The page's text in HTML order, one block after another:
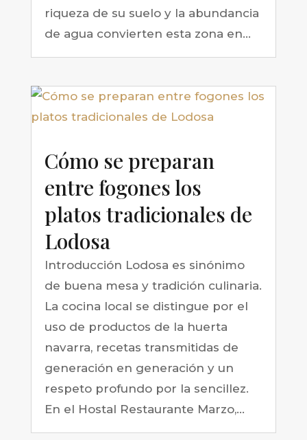
riqueza de su suelo y la abundancia
de agua convierten esta zona en...
Cómo se preparan
entre fogones los
platos tradicionales de
Lodosa
Introducción Lodosa es sinónimo
de buena mesa y tradición culinaria.
La cocina local se distingue por el
uso de productos de la huerta
navarra, recetas transmitidas de
generación en generación y un
respeto profundo por la sencillez.
En el Hostal Restaurante Marzo,...